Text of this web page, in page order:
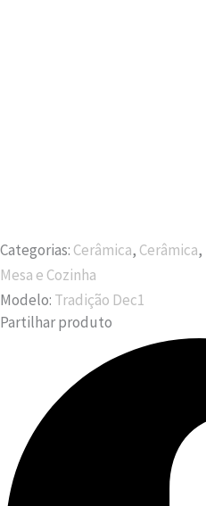
Categorias: Cerâmica, Cerâmica,
Mesa e Cozinha
Modelo: Tradição Dec1
Partilhar produto